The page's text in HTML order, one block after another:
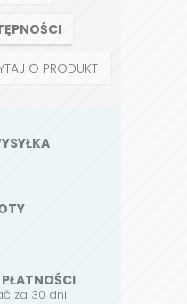
O PRODUKT
za 30 dni